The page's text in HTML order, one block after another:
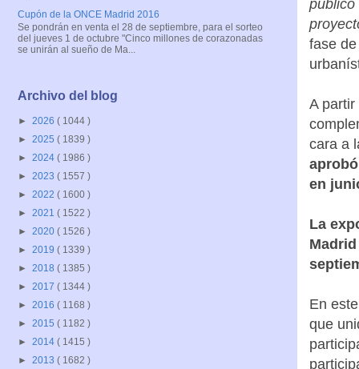
público
fase
A
cara a
en
La
En
que
Cupón de la ONCE Madrid 2016
Se pondrán en venta el 28 de septiembre, para el sorteo
del jueves 1 de octubre "Cinco millones de corazonadas
se unirán al sueño de Ma...
Archivo del blog
► 2026 ( 1044 )
► 2025 ( 1839 )
► 2024 ( 1986 )
► 2023 ( 1557 )
► 2022 ( 1600 )
► 2021 ( 1522 )
► 2020 ( 1526 )
► 2019 ( 1339 )
► 2018 ( 1385 )
► 2017 ( 1344 )
► 2016 ( 1168 )
► 2015 ( 1182 )
► 2014 ( 1415 )
► 2013 ( 1682 )